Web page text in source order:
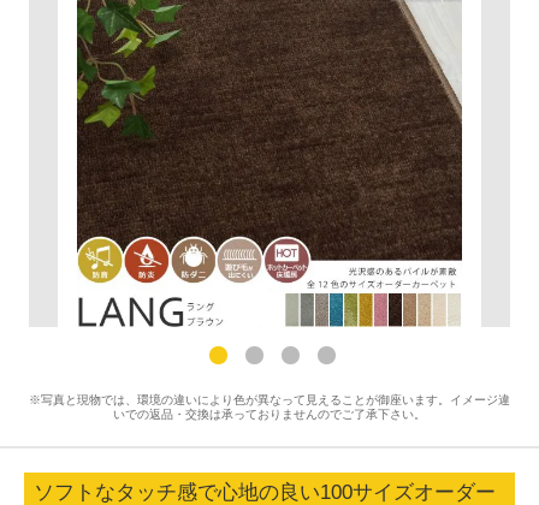
※写真と現物では、環境の違いにより色が異なって見えることが御座います。イメージ違
いでの返品・交換は承っておりませんのでご了承下さい。
ソフトなタッチ感で心地の良い100サイズオーダー